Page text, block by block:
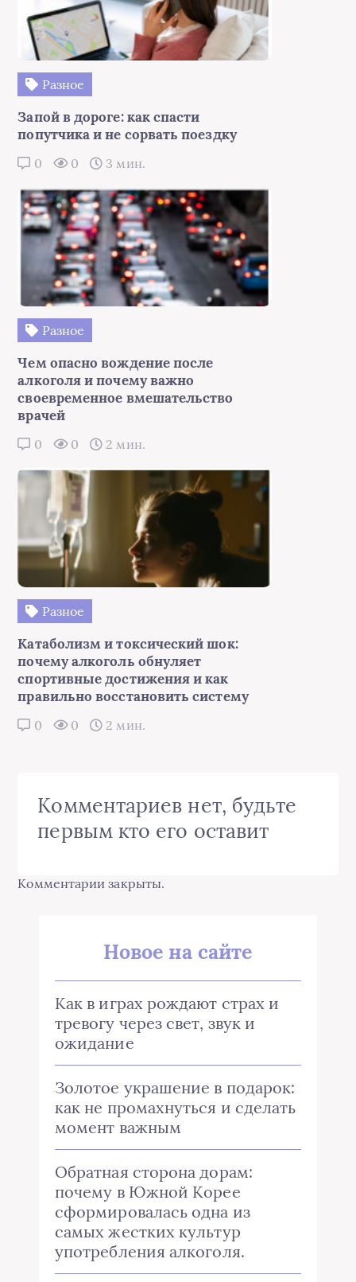
Разное
Запой в дороге: как спасти
попутчика и не сорвать поездку
0 0 3 мин.
Разное
Чем опасно вождение после
алкоголя и почему важно
своевременное вмешательство
врачей
0 0 2 мин.
Разное
Катаболизм и токсический шок:
почему алкоголь обнуляет
спортивные достижения и как
правильно восстановить систему
0 0 2 мин.
Комментариев нет, будьте
первым кто его оставит
Комментарии закрыты.
Новое на сайте
Как в играх рождают страх и
тревогу через свет, звук и
ожидание
Золотое украшение в подарок:
как не промахнуться и сделать
момент важным
Обратная сторона дорам:
почему в Южной Корее
сформировалась одна из
самых жестких культур
употребления алкоголя.